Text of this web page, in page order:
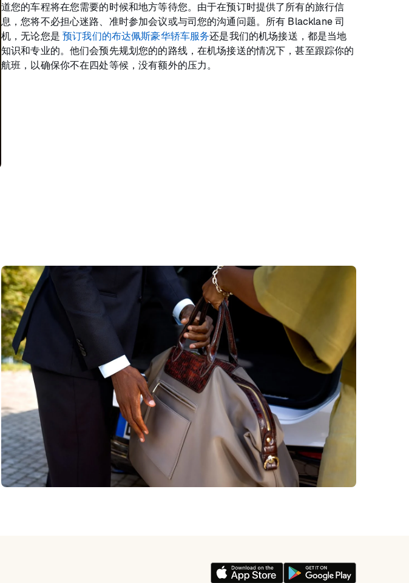
道您的车程将在您需要的时候和地方等待您。由于在预订时提供了所有的旅行信
息，您将不必担心迷路、准时参加会议或与司您的沟通问题。所有 Blacklane 司
机，无论您是预订我们的布达佩斯豪华轿车服务还是我们的机场接送，都是当地
知识和专业的。他们会预先规划您的的路线，在机场接送的情况下，甚至跟踪你的
航班，以确保你不在四处等候，没有额外的压力。